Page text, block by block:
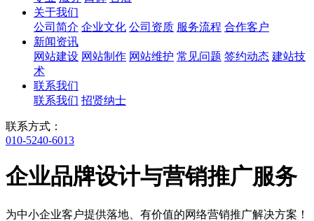
关于我们
公司简介 企业文化 公司资质 服务流程 合作客户
新闻资讯
网站建设 网站制作 网站维护 常见问题 签约动态 建站技
术
联系我们
联系我们 招贤纳士
联系方式：
010-5240-6013
企业品牌设计与营销推广服务
为中小企业客户提供落地、有价值的网络营销推广解决方案！